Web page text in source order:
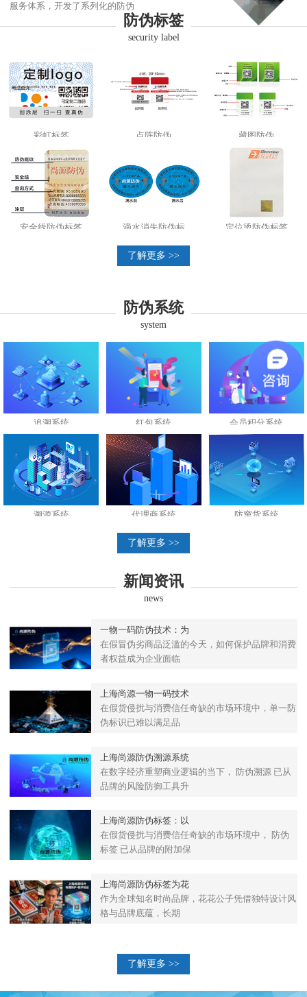
服务体系，开发了系列化的防伪
产品，以难仿制、易识别、优成
本的技术，经受住了市场的严酷
防伪标签
security label
彩虹标签 点阵防伪 藏图防伪
安全线防伪标签 滴水消失防伪标 定位烫防伪标签
了解更多 >>
防伪系统
system
追溯系统 红包系统 会员积分系统
溯源系统 代理商系统 防窜货系统
了解更多 >>
新闻资讯
news
一物一码防伪技术：为
在假冒伪劣商品泛滥的今天，如何保护品牌和消费
者权益成为企业面临
上海尚源一物一码技术
在假货侵扰与消费信任奇缺的市场环境中，单一防
伪标识已难以满足品
上海尚源防伪溯源系统
在数字经济重塑商业逻辑的当下， 防伪溯源 已从
品牌的风险防御工具升
上海尚源防伪标签：以
在假货侵扰与消费信任奇缺的市场环境中， 防伪
标签 已从品牌的附加保
上海尚源防伪标签为花
作为全球知名时尚品牌，花花公子凭借独特设计风
格与品牌底蕴，长期
了解更多 >>